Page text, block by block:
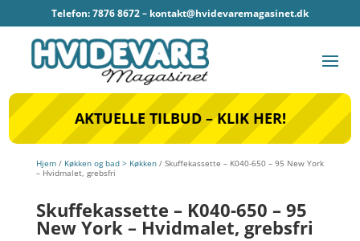
Telefon: 7876 8672 – kontakt@hvidevaremagasinet.dk
AKTUELLE TILBUD – KLIK HER!
Hjem/ Køkken og bad > Køkken/ Skuffekassette – K040-650 – 95 New York
– Hvidmalet, grebsfri
Skuffekassette – K040-650 – 95
New York – Hvidmalet, grebsfri